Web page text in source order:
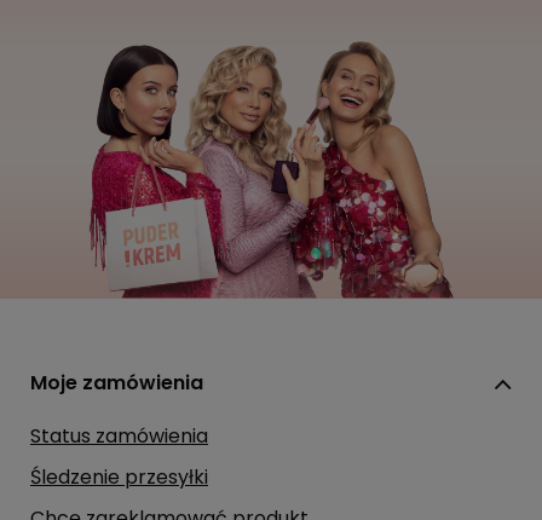
Moje zamówienia
Status zamówienia
Śledzenie przesyłki